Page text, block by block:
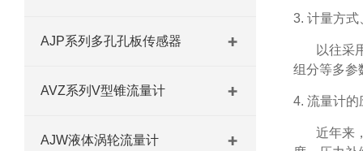
AJP系列多孔孔板传感器
AVZ系列V型锥流量计
AJW液体涡轮流量计
3. 计量方式
以往采
组分等多参
4. 流量计的
近年来